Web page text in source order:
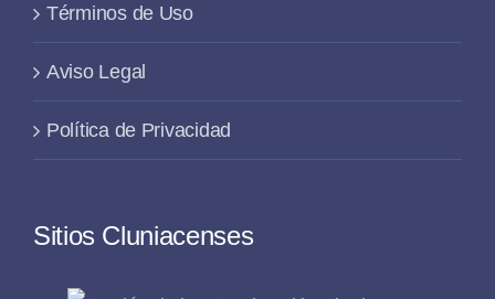
Términos de Uso
Aviso Legal
Política de Privacidad
Sitios Cluniacenses